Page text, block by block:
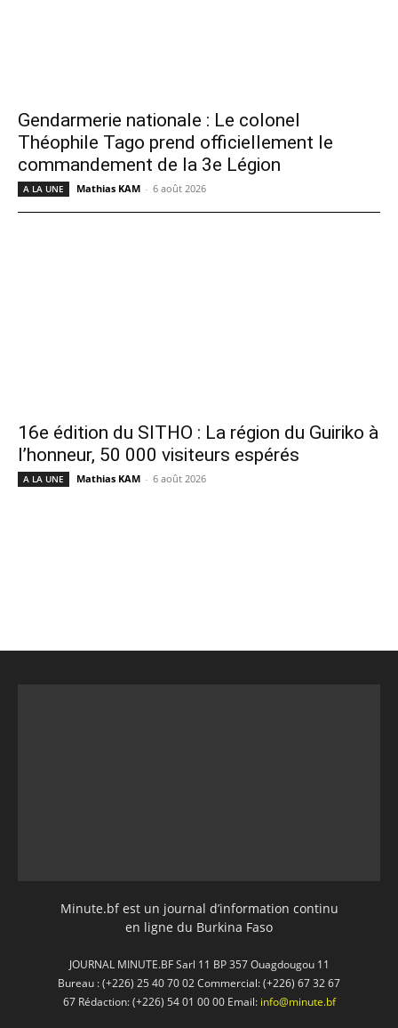
Gendarmerie nationale : Le colonel
Théophile Tago prend officiellement le
commandement de la 3e Légion
A LA UNE Mathias KAM - 6 août 2026
16e édition du SITHO : La région du Guiriko à
l’honneur, 50 000 visiteurs espérés
A LA UNE Mathias KAM - 6 août 2026
Minute.bf est un journal d’information continu
en ligne du Burkina Faso
JOURNAL MINUTE.BF Sarl 11 BP 357 Ouagdougou 11
Bureau : (+226) 25 40 70 02 Commercial: (+226) 67 32 67
67 Rédaction: (+226) 54 01 00 00 Email: info@minute.bf